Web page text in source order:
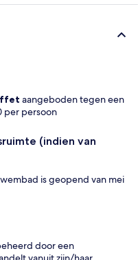
aangeboden tegen een
per persoon
(indien van
is geopend van mei
door een